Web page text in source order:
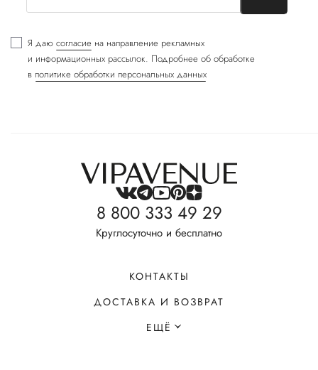
Я даю согласие на направление рекламных
и информационных рассылок. Подробнее об обработке
в политике обработки персональных данных
8 800 333 49 29
Круглосуточно и бесплатно
КОНТАКТЫ
ДОСТАВКА И ВОЗВРАТ
ЕЩЁ